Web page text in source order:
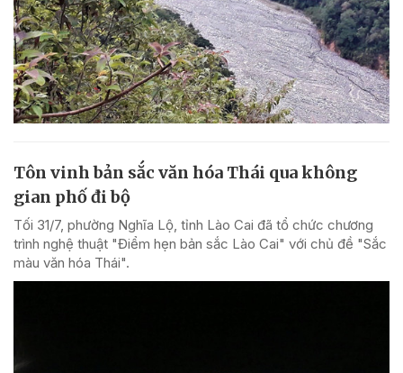
Tôn vinh bản sắc văn hóa Thái qua không
gian phố đi bộ
Tối 31/7, phường Nghĩa Lộ, tỉnh Lào Cai đã tổ chức chương
trình nghệ thuật "Điểm hẹn bản sắc Lào Cai" với chủ đề "Sắc
màu văn hóa Thái".